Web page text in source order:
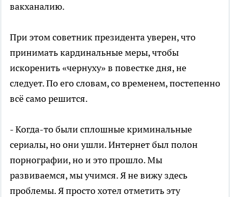
вакханалию.
При этом советник президента уверен, что
принимать кардинальные меры, чтобы
искоренить «чернуху» в повестке дня, не
следует. По его словам, со временем, постепенно
всё само решится.
- Когда-то были сплошные криминальные
сериалы, но они ушли. Интернет был полон
порнографии, но и это прошло. Мы
развиваемся, мы учимся. Я не вижу здесь
проблемы. Я просто хотел отметить эту